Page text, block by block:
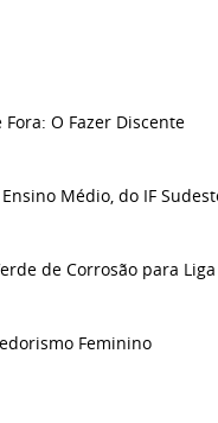
O Fazer Discente
Médio, do IF
de Corrosão para
Feminino